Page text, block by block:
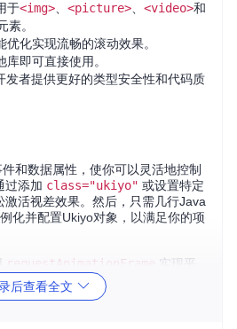
于<img> <picture> <video>和
素。
优化实现流畅的滚动效果。
库即可直接使用。
发者提供更好的类型安全性和代码质
和数据属性，使你可以灵活地控制
过添加 class="ukiyo" 或设置特定
激活视差效果。然后，只需几行Java
化并配置Ukiyo对象，以满足你的项
requestAnimationFrame 实现平
器中的流畅性。此外，还提供了选项
，以便更精细地控制动
后查看全文